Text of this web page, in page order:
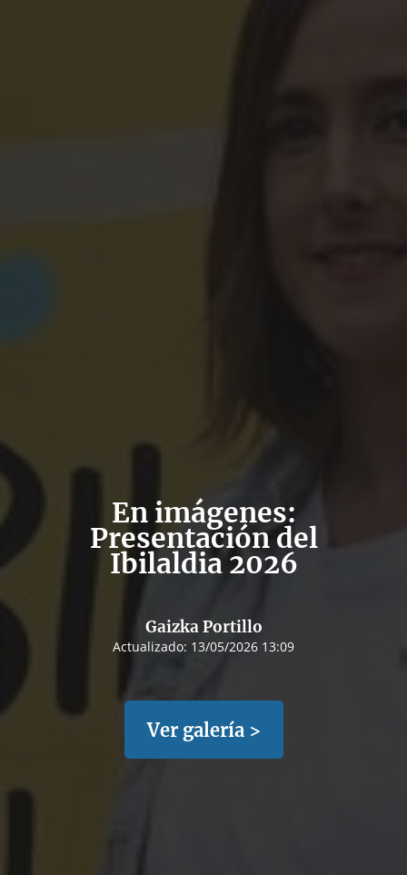
En imágenes:
Presentación del
Ibilaldia 2026
Gaizka Portillo
Actualizado: 13/05/2026 13:09
Ver galería >